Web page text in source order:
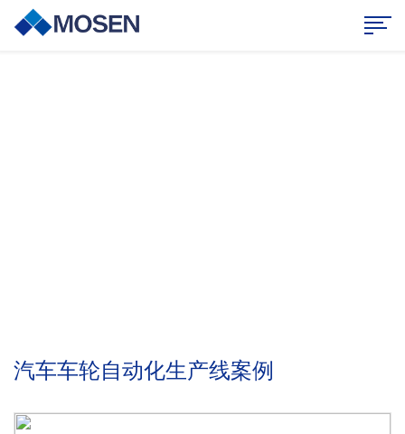
汽车车轮自动化生产线案例